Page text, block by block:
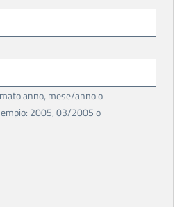
anno, mese/anno o
2005, 03/2005 o